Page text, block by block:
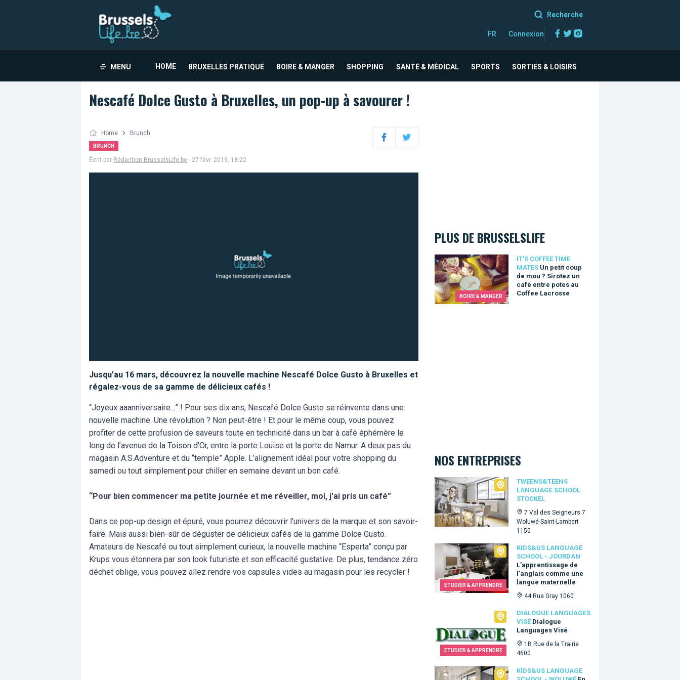
Recherche
FR Connexion Facebook
Twitter
MENU HOME BRUXELLES PRATIQUE BOIRE & MANGER SHOPPING SANTÉ & MÉDICAL SPORTS SORTIES & LOISIRS
Nescafé Dolce Gusto à Bruxelles, un pop-up à savourer !
Home Brunch
BRUNCH FacebookTwitter
Écrit par Rédaction BrusselsLife.be - 27 févr. 2019, 18:22
Jusqu’au 16 mars, découvrez la nouvelle machine Nescafé Dolce Gusto à Bruxelles et
régalez-vous de sa gamme de délicieux cafés !
“Joyeux aaanniversaire…” ! Pour ses dix ans, Nescafé Dolce Gusto se réinvente dans une
nouvelle machine. Une révolution ? Non peut-être ! Et pour le même coup, vous pouvez
profiter de cette profusion de saveurs toute en technicité dans un bar à café éphémère le
long de l’avenue de la Toison d’Or, entre la porte Louise et la porte de Namur. A deux pas du
magasin A.S.Adventure et du “temple” Apple. L’alignement idéal pour votre shopping du
samedi ou tout simplement pour chiller en semaine devant un bon café.
“Pour bien commencer ma petite journée et me réveiller, moi, j'ai pris un café”
Dans ce pop-up design et épuré, vous pourrez découvrir l’univers de la marque et son savoir-
faire. Mais aussi bien-sûr de déguster de délicieux cafés de la gamme Dolce Gusto.
Amateurs de Nescafé ou tout simplement curieux, la nouvelle machine “Esperta” conçu par
Krups vous étonnera par son look futuriste et son efficacité gustative. De plus, tendance zéro
déchet oblige, vous pouvez allez rendre vos capsules vides au magasin pour les recycler !
PLUS DE BRUSSELSLIFE
BOIRE & MANGER
IT'S COFFEE TIME
MATES Un petit coup
de mou ? Sirotez un
café entre potes au
Coffee Lacrosse
Un petit coup de mou ? Sirotez un café entre potes au Coffee
NOS ENTREPRISES
TWEENS&TEENS
LANGUAGE SCHOOL
STOCKEL
7 Val des Seigneurs 7
Woluwé-Saint-Lambert
1150
Tweens&Teens language school Stockel
ETUDIER & APPRENDRE
KIDS&US LANGUAGE
SCHOOL - JOURDAN
L’apprentissage de
l’anglais comme une
langue maternelle
44 Rue Gray 1060
Kids&Us language school - Jourdan
ETUDIER & APPRENDRE
DIALOGUE LANGUAGES
VISÉ Dialogue
Languages Visé
1B Rue de la Trairie
4600
Dialogue Languages Visé
KIDS&US LANGUAGE
Kids&Us language school - Woluwé